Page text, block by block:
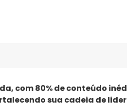
com 80% de conteúdo
sua cadeia de